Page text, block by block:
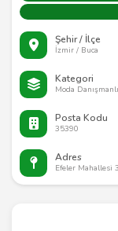
Şehir / İlçe
İzmir / Buca
Kategori
Moda
Posta Kodu
35390
Adres
Efeler Mahallesi